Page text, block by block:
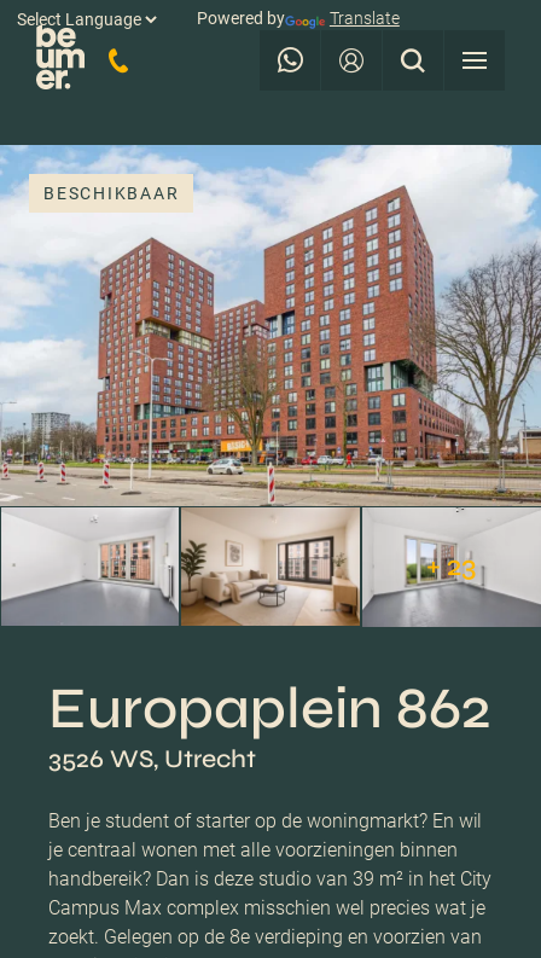
Powered by Translate
BESCHIKBAAR
+ 23
Europaplein 862
3526 WS, Utrecht
Ben je student of starter op de woningmarkt? En wil
je centraal wonen met alle voorzieningen binnen
handbereik? Dan is deze studio van 39 m² in het City
Campus Max complex misschien wel precies wat je
zoekt. Gelegen op de 8e verdieping en voorzien van